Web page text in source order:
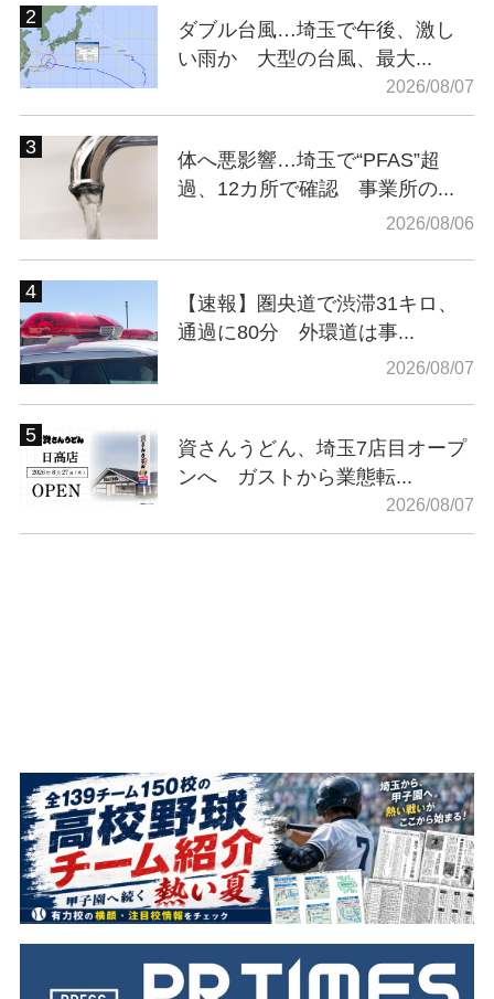
ダブル台風…埼玉で午後、激し
い雨か 大型の台風、最大...
2026/08/07
体へ悪影響…埼玉で“PFAS”超
過、12カ所で確認 事業所の...
2026/08/06
【速報】圏央道で渋滞31キロ、
通過に80分 外環道は事...
2026/08/07
資さんうどん、埼玉7店目オープ
ンへ ガストから業態転...
2026/08/07